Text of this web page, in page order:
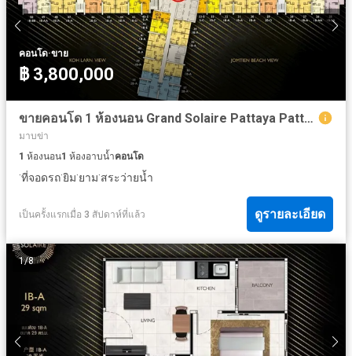
คอนโด·ขาย
฿ 3,800,000
ขายคอนโด 1 ห้องนอน Grand Solaire Pattaya Pattaya 29 ตร.ม. ชั้น 34
มาบข่า
1 ห้องนอน1 ห้องอาบน้ำคอนโด
·ที่จอดรถ·ยิม·ยาม·สระว่ายน้ำ
เป็นครั้งแรกเมื่อ 3 สัปดาห์ที่แล้ว ดูรายละเอียด
1/8